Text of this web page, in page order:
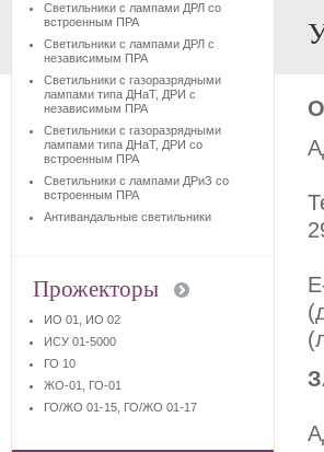
Светильники с лампами ДРЛ со
встроенным ПРА
Светильники с лампами ДРЛ с
независимым ПРА
Светильники с газоразрядными
лампами типа ДНаТ, ДРИ с
независимым ПРА
Светильники с газоразрядными
лампами типа ДНаТ, ДРИ со
встроенным ПРА
Светильники с лампами ДРиЗ со
встроенным ПРА
Антивандальные светильники
Прожекторы
ИО 01, ИО 02
ИСУ 01-5000
ГО 10
ЖО-01, ГО-01
ГО/ЖО 01-15, ГО/ЖО 01-17